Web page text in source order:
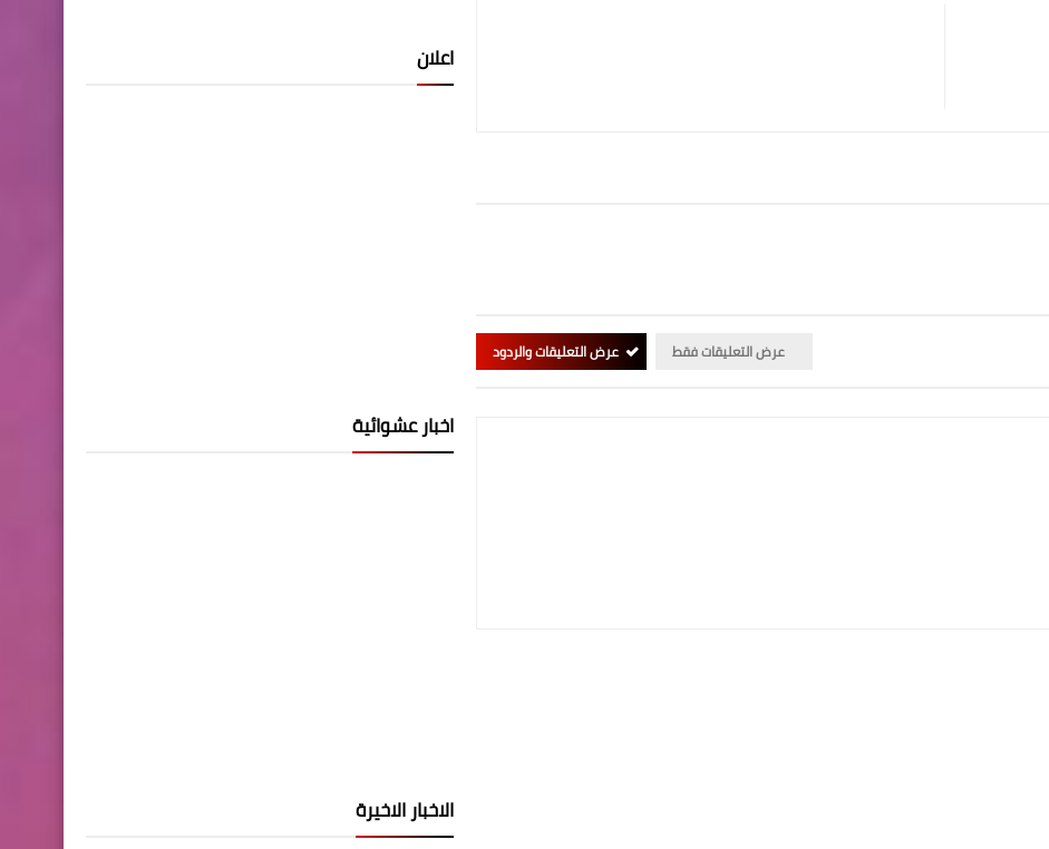
عرض التعليقات فقط عرض التعليقات والردود
اعلان
اخبار عشوائية
الاخبار الاخيرة